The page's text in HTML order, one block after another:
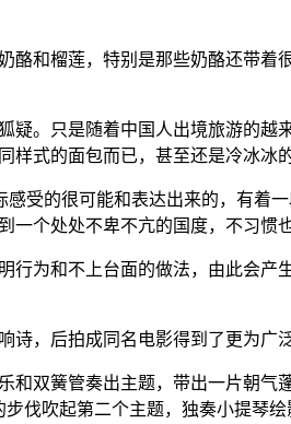
和榴莲，特别是那些奶酪还带
。只是随着中国人出境旅游的
式的面包而已，甚至还是冷冰冰
受的很可能和表达出来的，有着
个处处不卑不亢的国度，不习惯
为和不上台面的做法，由此会
，后拍成同名电影得到了更为广
双簧管奏出主题，带出一片朝
伐吹起第二个主题，独奏小提琴